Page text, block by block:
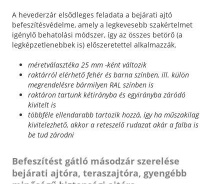
A hevederzár elsődleges feladata a bejárati ajtó
befeszítésvédelme, amely a legkevesebb szakértelmet
igénylő behatolási módszer, így az összes betörő (a
legképzetlenebbek is) előszeretettel alkalmazzák.
méretválasztéka 25 mm -ként változik
raktárról elérhető fehér és barna színben, ill. külön
megrendelésre bármilyen RAL színben is
raktáron tartunk kétirányba és egyirányba záródó
kivitelt is
többféle ellendarabb tartozik hozzá, így ha műszakilag
kivitelezhető, akkor a reteszelő rudazat akár a falba is
be tud zárodni
Befeszítést gátló másodzár szerelése
bejárati ajtóra, teraszajtóra, gyengébb